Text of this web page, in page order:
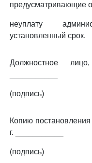
предусматривающие
неуплату
установленный срок.
Должностное
(подпись)
Копию
г. ___________
(подпись)